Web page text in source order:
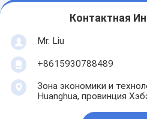
Контактная
Mr. Liu
+8615930788489
Зона экономики и
Huanghua, провинция